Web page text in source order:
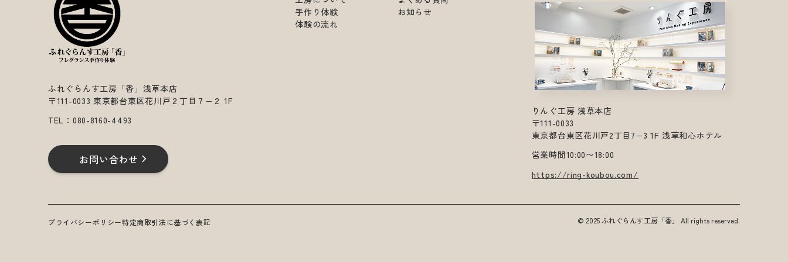
ふれぐらんす工房「香」浅草本店
〒111-0033 東京都台東区花川戸２丁目７−２ 1F
TEL： 080-8160-4493
お問い合わせ
手作り体験
体験の流れ
お知らせ
りんぐ工房 浅草本店
〒111-0033
東京都台東区花川戸2丁目7−3 1F 浅草和心ホテル
営業時間10:00〜18:00
https://ring-koubou.com/
プライバシーポリシー特定商取引法に基づく表記 © 2025 ふれぐらんす工房「香」 All rights reserved.